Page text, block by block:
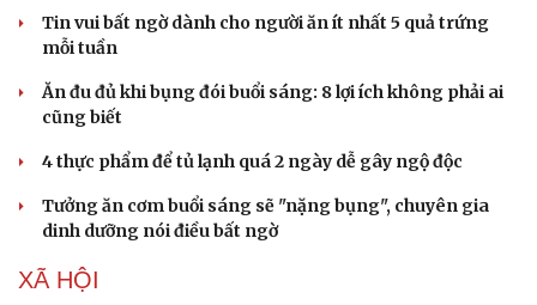
Tin vui bất ngờ dành cho người ăn ít nhất 5 quả trứng
mỗi tuần
Ăn đu đủ khi bụng đói buổi sáng: 8 lợi ích không phải ai
cũng biết
4 thực phẩm để tủ lạnh quá 2 ngày dễ gây ngộ độc
Tưởng ăn cơm buổi sáng sẽ "nặng bụng", chuyên gia
dinh dưỡng nói điều bất ngờ
XÃ HỘI